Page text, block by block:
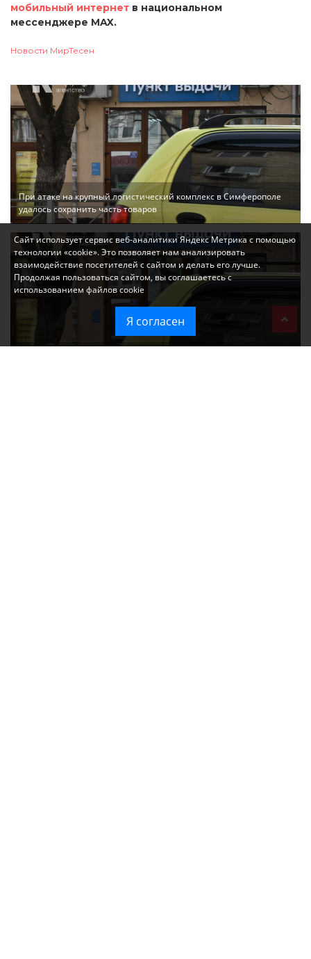
мобильный интернет в национальном
мессенджере MAX.
Новости МирТесен
При атаке на крупный логистический комплекс в Симферополе
удалось сохранить часть товаров
Сайт использует сервис веб-аналитики Яндекс Метрика с помощью
технологии «cookie». Это позволяет нам анализировать
взаимодействие посетителей с сайтом и делать его лучше.
Продолжая пользоваться сайтом, вы соглашаетесь с
использованием файлов cookie
Я согласен